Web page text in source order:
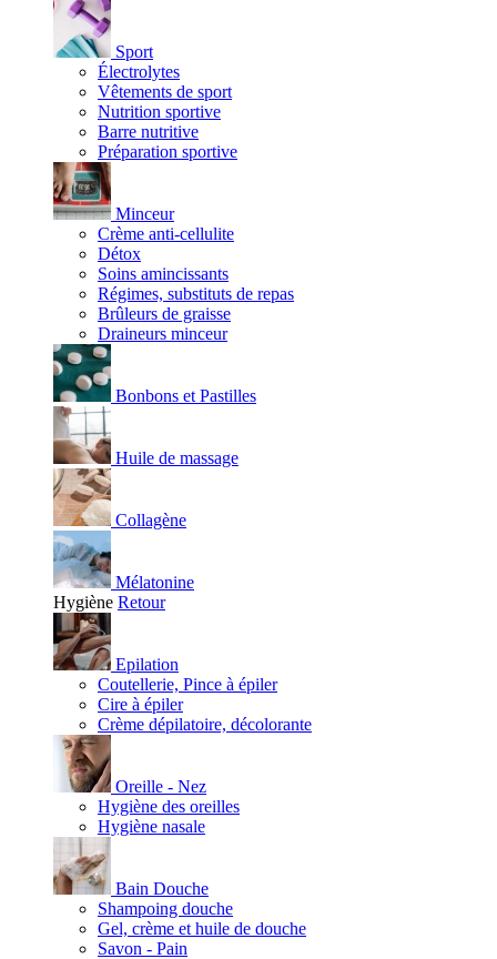
Sport
Électrolytes
Vêtements de sport
Nutrition sportive
Barre nutritive
Préparation sportive
Minceur
Crème anti-cellulite
Détox
Soins amincissants
Régimes, substituts de repas
Brûleurs de graisse
Draineurs minceur
Bonbons et Pastilles
Huile de massage
Collagène
Mélatonine
Hygiène Retour
Epilation
Coutellerie, Pince à épiler
Cire à épiler
Crème dépilatoire, décolorante
Oreille - Nez
Hygiène des oreilles
Hygiène nasale
Bain Douche
Shampoing douche
Gel, crème et huile de douche
Savon - Pain